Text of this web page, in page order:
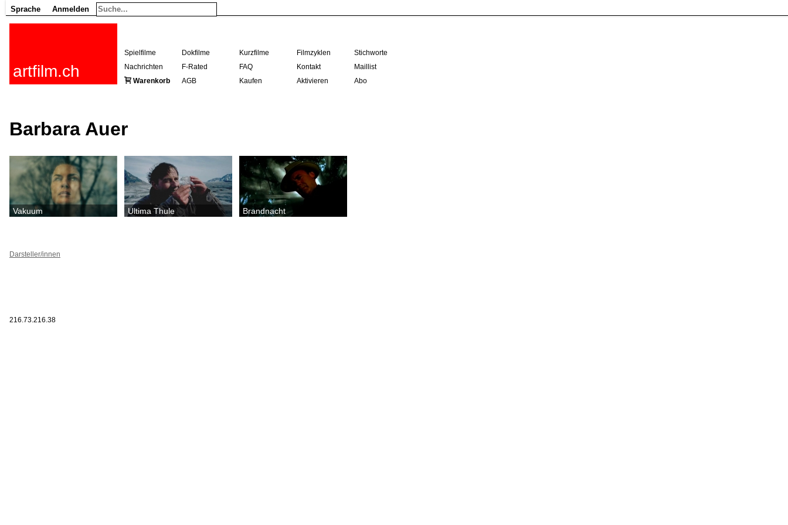
Sprache Anmelden
artfilm.ch
Spielfilme Dokfilme Kurzfilme Filmzyklen
Stichworte
Nachrichten
F-Rated FAQ Kontakt
Maillist
Warenkorb
AGB Kaufen Aktivieren Abo
Barbara Auer
Vakuum Ultima Thule Brandnacht
Darsteller/innen
216.73.216.38